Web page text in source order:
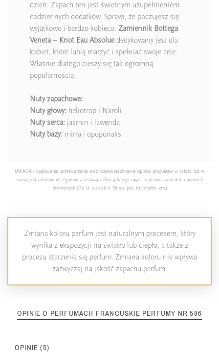
dzień. Zapach ten jest świetnym uzupełnieniem
codziennych dodatków. Sprawi, że poczujesz się
wyjątkowo i bardzo kobieco. Zamiennik Bottega
Veneta – Knot Eau Absoluededykowany jest dla
kobiet, które lubią marzyć i spełniać swoje cele.
Właśnie dlatego cieszy się tak ogromną
popularnością.
Nuty zapachowe:
Nuty głowy: heliotrop i Naroli
Nuty serca: jaśmin i lawenda
Nuty bazy: mirra i opoponaks
UWAGA - kopiowanie, przetwarzanie oraz rozpowszechnianie opisów produktów w całości lub w
części jest zabronione! Zgodnie z Ustawą z dnia 4 lutego 1994 r. o prawie autorskim i prawach
pokrewnych (Dz. U. z 2006 e. Nr 90, poz. 631 z późn. zm.)
Zmiana koloru perfum jest naturalnym procesem, który
wynika z ekspozycji na światło lub ciepło, a także z
procesu starzenia się perfum. Zmiana koloru nie wpływa
zazwyczaj na jakość zapachu perfum.
OPINIE O PERFUMACH FRANCUSKIE PERFUMY NR 586
OPINIE (5)